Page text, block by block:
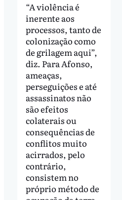
“A violência é
inerente aos
processos, tanto de
colonização como
de grilagem aqui”,
diz. Para Afonso,
ameaças,
perseguições e até
assassinatos não
são efeitos
colaterais ou
consequências de
conflitos muito
acirrados, pelo
contrário,
consistem no
próprio método de